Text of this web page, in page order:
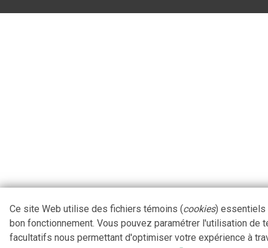
Ce site Web utilise des fichiers témoins (cookies) essentiels
bon fonctionnement. Vous pouvez paramétrer l'utilisation de
facultatifs nous permettant d'optimiser votre expérience à